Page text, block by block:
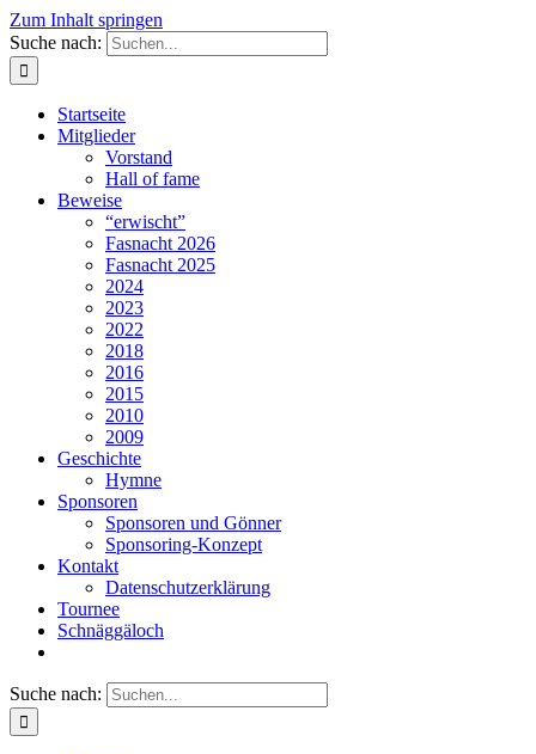
Zum Inhalt springen
Suche nach:
Startseite
Mitglieder
Vorstand
Hall of fame
Beweise
“erwischt”
Fasnacht 2026
Fasnacht 2025
2024
2023
2022
2018
2016
2015
2010
2009
Geschichte
Hymne
Sponsoren
Sponsoren und Gönner
Sponsoring-Konzept
Kontakt
Datenschutzerklärung
Tournee
Schnäggäloch
Suche nach: